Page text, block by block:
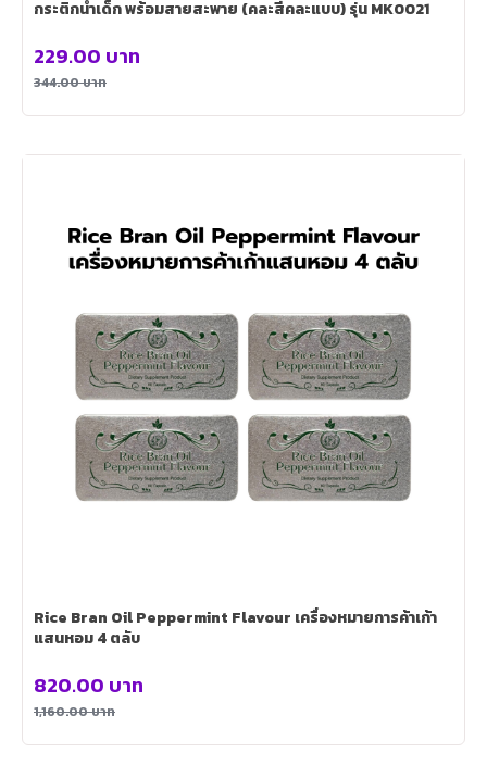
กระติกน้ำเด็ก พร้อมสายสะพาย (คละสีคละแบบ) รุ่น MK0021
344.00บาท
229.00 บาท
Rice Bran Oil Peppermint Flavour เครื่องหมายการค้าเก้า
แสนหอม 4 ตลับ
1,160.00บาท
820.00 บาท